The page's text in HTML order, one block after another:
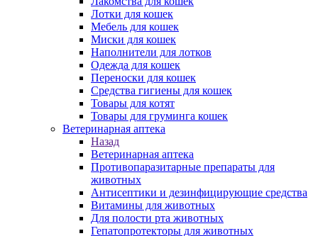
Лотки для кошек
Мебель для кошек
Миски для кошек
Наполнители для лотков
Одежда для кошек
Переноски для кошек
Средства гигиены для кошек
Товары для котят
Товары для груминга кошек
Ветеринарная аптека
Назад
Ветеринарная аптека
Противопаразитарные препараты для
животных
Антисептики и дезинфицирующие средства
Витамины для животных
Для полости рта животных
Гепатопротекторы для животных